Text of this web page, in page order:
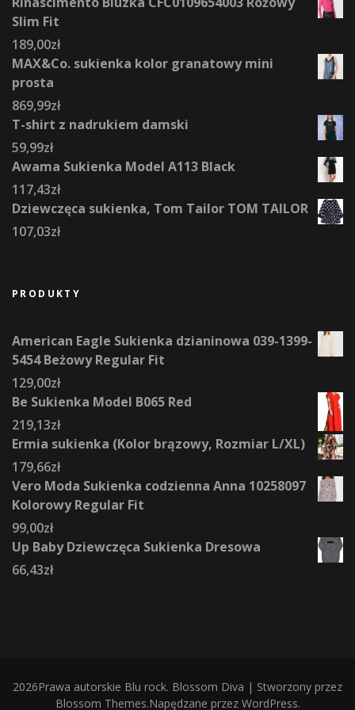
Slim Fit
189,00zł
MAX&Co. sukienka kolor granatowy mini
prosta
869,99zł
T-shirt z nadrukiem damski
59,99zł
Awama Sukienka Model A113 Black
117,43zł
Dziewczęca sukienka, Tom Tailor TOM TAILOR
107,03zł
PRODUKTY
American Eagle Sukienka dzianinowa 039-1399-
5454 Beżowy Regular Fit
129,00zł
Be Sukienka Model B065 Red
219,13zł
Ermia sukienka (Kolor brązowy, Rozmiar L/XL)
179,66zł
Vero Moda Sukienka codzienna Anna 10258097
Kolorowy Regular Fit
99,00zł
Up Baby Dziewczęca Sukienka Dresowa
66,43zł
2026Prawa autorskie Blu rock. Blossom Diva | Stworzony przez
Blossom Themes.Napędzane przez WordPress.